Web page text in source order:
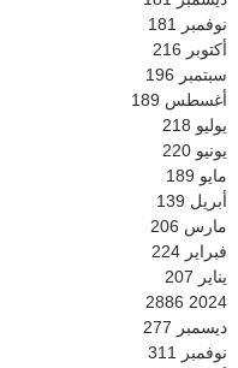
نوفمبر 181
أكتوبر 216
سبتمبر 196
أغسطس 189
يوليو 218
يونيو 220
مايو 189
أبريل 139
مارس 206
فبراير 224
يناير 207
2024
2886
ديسمبر 277
نوفمبر 311